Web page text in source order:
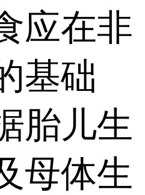
应在非
基础
胎儿生
母体生